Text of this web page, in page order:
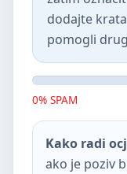
dodajte
pomogli
0% SPAM
Kako radi
ako je poziv